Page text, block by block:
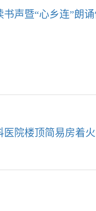
声暨“心乡连”朗
医院楼顶简易房着